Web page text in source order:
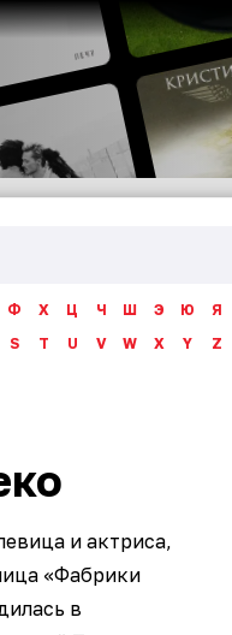
Ф Х Ц Ч Ш Э Ю
Я
S T U V W X Y Z
и актриса,
«Фабрики
в